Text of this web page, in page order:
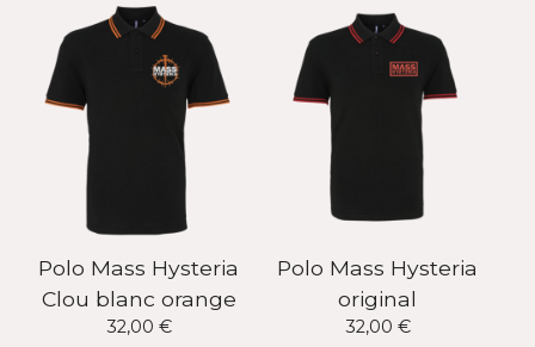
Polo Mass Hysteria
Clou blanc orange
32,00 €
Polo Mass Hysteria
original
32,00 €